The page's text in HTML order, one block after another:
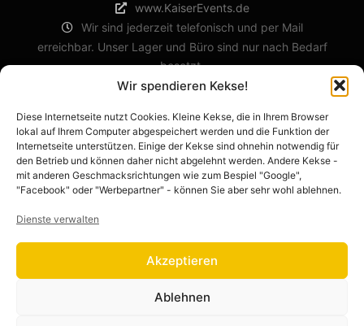
Wir spendieren Kekse!
Diese Internetseite nutzt Cookies. Kleine Kekse, die in Ihrem Browser
lokal auf Ihrem Computer abgespeichert werden und die Funktion der
Internetseite unterstützen. Einige der Kekse sind ohnehin notwendig für
den Betrieb und können daher nicht abgelehnt werden. Andere Kekse -
mit anderen Geschmacksrichtungen wie zum Bespiel "Google",
"Facebook" oder "Werbepartner" - können Sie aber sehr wohl ablehnen.
Dienste verwalten
Akzeptieren
Ablehnen
www.KaiserEvents.de
Wir sind jederzeit telefonisch und per Mail
erreichbar. Unser Lager und Büro sind nur nach Bedarf
besetzt.
RECHTLICHES
Impressum
Datenschutzerklärung
Barrierefreiheitserklärung